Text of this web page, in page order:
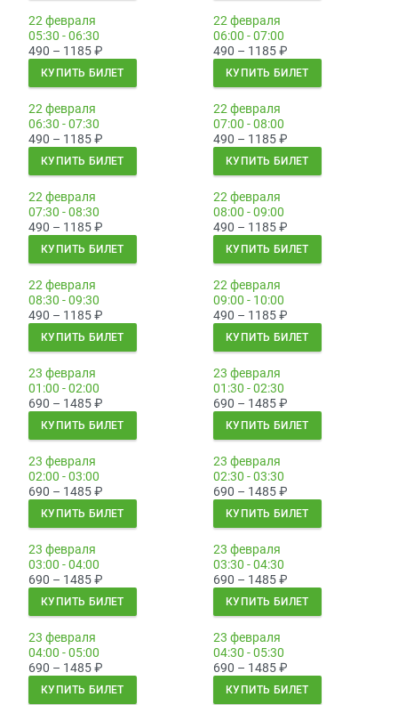
22 февраля
05:30 - 06:30
490 – 1185₽
КУПИТЬ БИЛЕТ
22 февраля
06:00 - 07:00
490 – 1185₽
КУПИТЬ БИЛЕТ
22 февраля
06:30 - 07:30
490 – 1185₽
КУПИТЬ БИЛЕТ
22 февраля
07:00 - 08:00
490 – 1185₽
КУПИТЬ БИЛЕТ
22 февраля
07:30 - 08:30
490 – 1185₽
КУПИТЬ БИЛЕТ
22 февраля
08:00 - 09:00
490 – 1185₽
КУПИТЬ БИЛЕТ
22 февраля
08:30 - 09:30
490 – 1185₽
КУПИТЬ БИЛЕТ
22 февраля
09:00 - 10:00
490 – 1185₽
КУПИТЬ БИЛЕТ
23 февраля
01:00 - 02:00
690 – 1485₽
КУПИТЬ БИЛЕТ
23 февраля
01:30 - 02:30
690 – 1485₽
КУПИТЬ БИЛЕТ
23 февраля
02:00 - 03:00
690 – 1485₽
КУПИТЬ БИЛЕТ
23 февраля
02:30 - 03:30
690 – 1485₽
КУПИТЬ БИЛЕТ
23 февраля
03:00 - 04:00
690 – 1485₽
КУПИТЬ БИЛЕТ
23 февраля
03:30 - 04:30
690 – 1485₽
КУПИТЬ БИЛЕТ
23 февраля
04:00 - 05:00
690 – 1485₽
КУПИТЬ БИЛЕТ
23 февраля
04:30 - 05:30
690 – 1485₽
КУПИТЬ БИЛЕТ